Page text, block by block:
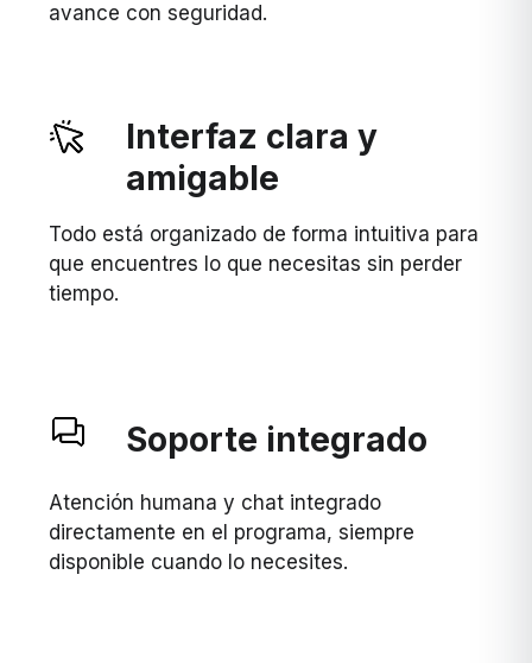
avance con seguridad.
Interfaz clara y
amigable
Todo está organizado de forma intuitiva para
que encuentres lo que necesitas sin perder
tiempo.
Soporte integrado
Atención humana y chat integrado
directamente en el programa, siempre
disponible cuando lo necesites.